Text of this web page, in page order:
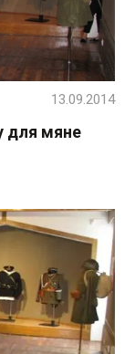
для мяне
13.09.2014